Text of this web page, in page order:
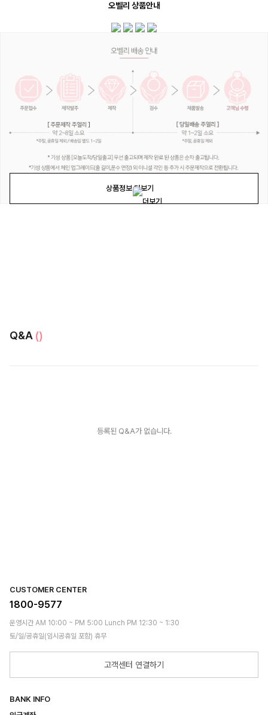
상품정보 더보기
오벨리 상품안내
Q&A ()
등록된 Q&A가 없습니다.
CUSTOMER CENTER
1800-9577
운영시간 AM 10:00 ~ PM 5:00 Lunch PM 12:30 ~ 1:30
토/일/공휴일(임시공휴일 포함) 휴무
고객센터 연결하기
BANK INFO